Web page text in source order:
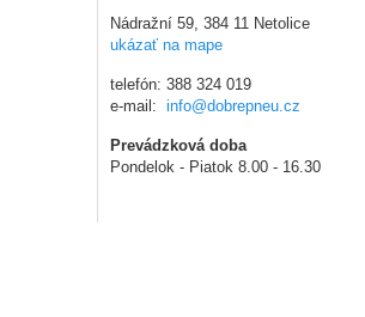
Nádražní 59, 384 11 Netolice
ukázať na mape
telefón: 388 324 019
e-mail: info@dobrepneu.cz
Prevádzková doba
Pondelok - Piatok 8.00 - 16.30